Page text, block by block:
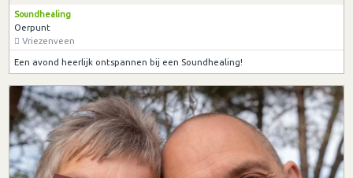
Soundhealing
Oerpunt
Vriezenveen
Een avond heerlijk ontspannen bij een Soundhealing!